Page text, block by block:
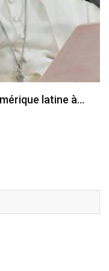
latine à…